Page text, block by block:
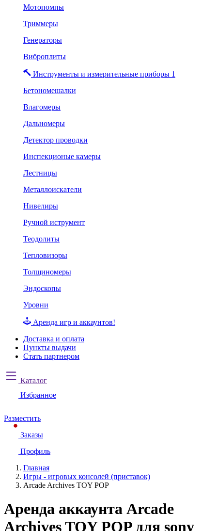
Мотопомпы
Триммеры
Генераторы
Виброплиты
Инструменты и измерительные приборы 1
Бетономешалки
Влагомеры
Дальномеры
Детектор проводки
Инспекционые камеры
Лестницы
Металлоискатели
Нивелиры
Ручной иструмент
Теодолиты
Тепловизоры
Толщиномеры
Эндоскопы
Уровни
Аренда игр и аккаунтов!
Доставка и оплата
Пункты выдачи
Стать партнером
Каталог
Избранное
Разместить
Заказы
Профиль
Главная
Игры - игровых консолей (приставок)
Arcade Archives TOY POP
Аренда аккаунта Arcade
Archives TOY POP для sony